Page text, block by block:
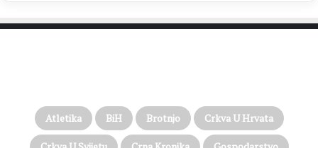
Atletika BiH Brotnjo Crkva U Hrvata